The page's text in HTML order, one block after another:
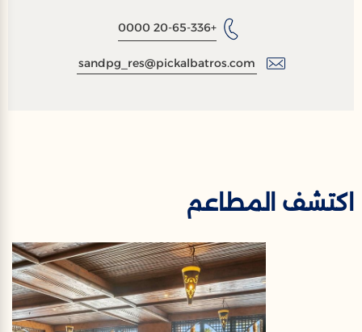
+20-65-336 0000
sandpg_res@pickalbatros.com
اكتشف المطاعم